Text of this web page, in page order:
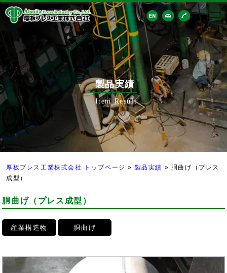
製品実績
Item Result
厚板プレス工業株式会社 トップページ » 製品実績 » 胴曲げ（プレス
成型）
胴曲げ（プレス成型）
産業構造物 胴曲げ